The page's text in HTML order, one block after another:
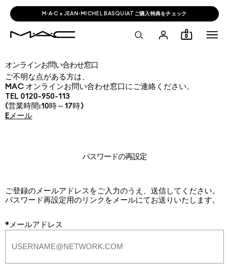
M·A·C x JEAN-MICHEL BASQUIATご購入特典をチェック
0
オンラインお問い合わせ窓口
ご不明な点がある方は、
MAC オンラインお問い合わせ窓口にご連絡ください。
TEL 0120-950-113
(営業時間:10時～17時)
Eメール
パスワードの再設定
ご登録のメールアドレスをご入力のうえ、送信してください。
パスワード再設定用のリンクをメールにてお送りいたします。
*メールアドレス